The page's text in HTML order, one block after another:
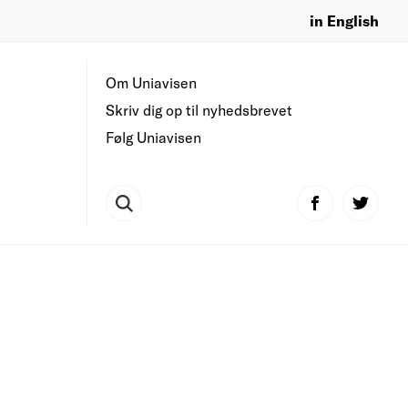
in English
Om Uniavisen
Skriv dig op til nyhedsbrevet
Følg Uniavisen